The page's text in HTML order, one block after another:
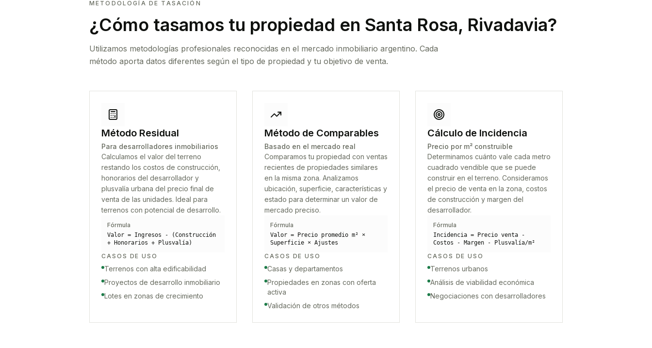
METODOLOGÍA DE TASACIÓN
¿Cómo tasamos tu propiedad en Santa Rosa, Rivadavia?
Utilizamos metodologías profesionales reconocidas en el mercado inmobiliario argentino. Cada
método aporta datos diferentes según el tipo de propiedad y tu objetivo de venta.
Método Residual
Para desarrolladores inmobiliarios
Calculamos el valor del terreno
restando los costos de construcción,
honorarios del desarrollador y
plusvalía urbana del precio final de
venta de las unidades. Ideal para
terrenos con potencial de desarrollo.
Fórmula
Valor = Ingresos - (Construcción
+ Honorarios + Plusvalía)
CASOS DE USO
Terrenos con alta edificabilidad
Proyectos de desarrollo inmobiliario
Lotes en zonas de crecimiento
Método de Comparables
Basado en el mercado real
Comparamos tu propiedad con ventas
recientes de propiedades similares
en la misma zona. Analizamos
ubicación, superficie, características y
estado para determinar un valor de
mercado preciso.
Fórmula
Valor = Precio promedio m² ×
Superficie × Ajustes
CASOS DE USO
Casas y departamentos
Propiedades en zonas con oferta
activa
Validación de otros métodos
Cálculo de Incidencia
Precio por m² construible
Determinamos cuánto vale cada metro
cuadrado vendible que se puede
construir en el terreno. Consideramos
el precio de venta en la zona, costos
de construcción y margen del
desarrollador.
Fórmula
Incidencia = Precio venta -
Costos - Margen - Plusvalía/m²
CASOS DE USO
Terrenos urbanos
Análisis de viabilidad económica
Negociaciones con desarrolladores